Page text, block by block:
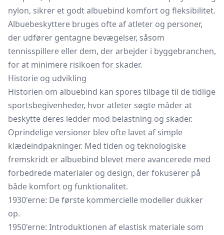
nylon, sikrer et godt albuebind komfort og fleksibilitet.
Albuebeskyttere bruges ofte af atleter og personer,
der udfører gentagne bevægelser, såsom
tennisspillere eller dem, der arbejder i byggebranchen,
for at minimere risikoen for skader.
Historie og udvikling
Historien om albuebind kan spores tilbage til de tidlige
sportsbegivenheder, hvor atleter søgte måder at
beskytte deres ledder mod belastning og skader.
Oprindelige versioner blev ofte lavet af simple
klædeindpakninger. Med tiden og teknologiske
fremskridt er albuebind blevet mere avancerede med
forbedrede materialer og design, der fokuserer på
både komfort og funktionalitet.
1930'erne: De første kommercielle modeller dukker
op.
1950'erne: Introduktionen af elastisk materiale som